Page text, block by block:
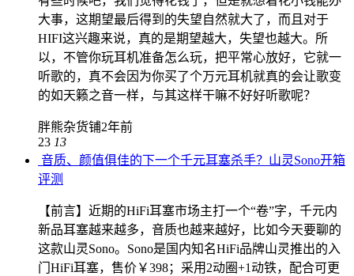
大事，这期望最后得到的失望自然就大了，而且对于
HIFI这兴趣来说，真的是期望越大，失望也越大。所
以，不管你玩耳机准备怎么玩，把平常心放好，它就一
听歌的，真不会因为你买了个万元耳机就真的会让歌变
的如天籁之音一样，与其这样干嘛不好好听歌呢？
胖熊杂货铺2年前
23 13
音质、颜值俱佳的下一个千元耳塞杀手？山灵Sono开箱
评测
【前言】近期的HiFi耳塞市场主打一个“卷”字，千元内
新品耳塞越来越多，音质也越来越好，比如今天要聊的
这款山灵Sono。Sono是国内知名HiFi品牌山灵推出的入
门HiFi耳塞，售价￥398；采用2动圈+1动铁，配合可更